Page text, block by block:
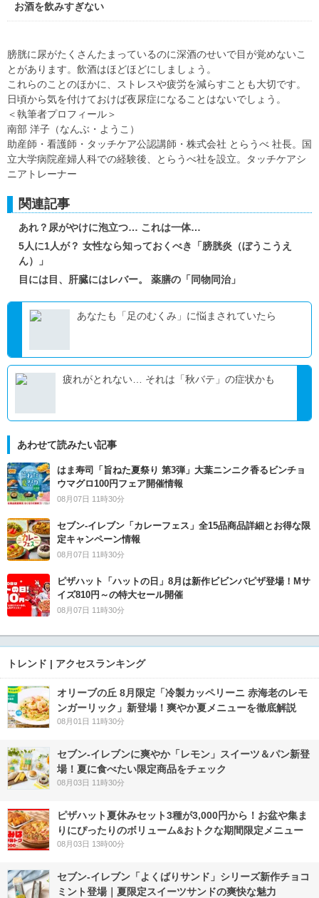
お酒を飲みすぎない
膀胱に尿がたくさんたまっているのに深酒のせいで目が覚めないこ
とがあります。飲酒はほどほどにしましょう。
これらのことのほかに、ストレスや疲労を減らすことも大切です。
日頃から気を付けておけば夜尿症になることはないでしょう。
＜執筆者プロフィール＞
南部 洋子（なんぶ・ようこ）
助産師・看護師・タッチケア公認講師・株式会社 とらうべ 社長。国
立大学病院産婦人科での経験後、とらうべ社を設立。タッチケアシ
ニアトレーナー
関連記事
あれ？尿がやけに泡立つ… これは一体…
5人に1人が？ 女性なら知っておくべき「膀胱炎（ぼうこうえ
ん）」
目には目、肝臓にはレバー。 薬膳の「同物同治」
あなたも「足のむくみ」に悩まされていたら
疲れがとれない… それは「秋バテ」の症状かも
あわせて読みたい記事
はま寿司「旨ねた夏祭り 第3弾」大葉ニンニク香るビンチョ
ウマグロ100円フェア開催情報
08月07日 11時30分
セブン‐イレブン「カレーフェス」全15品商品詳細とお得な限
定キャンペーン情報
08月07日 11時30分
ピザハット「ハットの日」8月は新作ビビンバピザ登場！Mサ
イズ810円～の特大セール開催
08月07日 11時30分
トレンド | アクセスランキング
オリーブの丘 8月限定「冷製カッペリーニ 赤海老のレモ
ンガーリック」新登場！爽やか夏メニューを徹底解説
08月01日 11時30分
セブン‐イレブンに爽やか「レモン」スイーツ＆パン新登
場！夏に食べたい限定商品をチェック
08月03日 11時30分
ピザハット夏休みセット3種が3,000円から！お盆や集ま
りにぴったりのボリューム&おトクな期間限定メニュー
08月03日 13時00分
セブン‐イレブン「よくばりサンド」シリーズ新作チョコ
ミント登場｜夏限定スイーツサンドの爽快な魅力